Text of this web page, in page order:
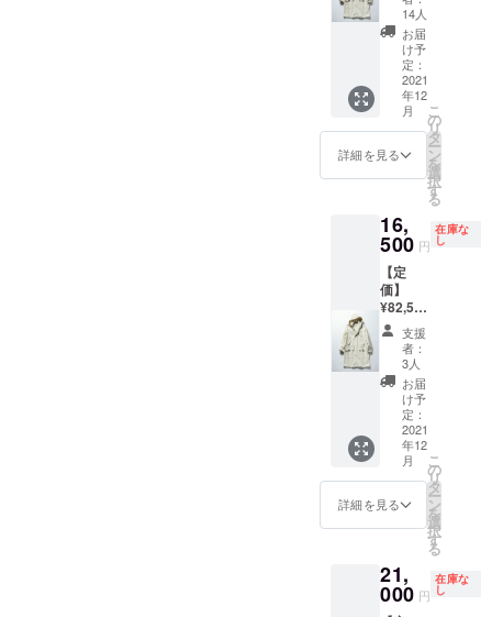
みがあ
りなが
らも硬
くな
く、
ふっく
らとし
た着心
地に仕
上がっ
ていま
編み上
げた”吊
り裏
毛"を採
用。糸
に負荷
をかけ
むこと
ができ
め、厚
みがあ
りなが
らも硬
くな
く、
ふっく
らとし
た着心
地に仕
上がっ
ていま
す。
のシル
エット
も特徴
的で、
シンプ
ルなが
らも品
く、上
質であ
でわか
る仕上
がり。
生地
は、1時
間に1
メート
ルしか
編むこ
との出
来な
い、世
界でも
希少な
機械で
げた”吊
り裏
用。糸
に負荷
をかけ
との出
来ない
希少な
機械で
丁寧に
編み上
げる"吊
毛"は、
ふっく
いと襟
元の立
体感が
ポイン
ト。三
角形を
描く
フード
のシル
エット
も特徴
的で、
シンプ
ルなが
らも品
く、上
質であ
でわか
る仕上
肉厚生
地を、
抜け感
のある
ブルー
グレー
で染め
上げ
た。裏
は、1時
メート
ルしか
編むこ
との出
来な
い、世
界でも
希少な
機械で
編み上
げた”吊
り裏
毛"を採
用。糸
に負荷
ずに編
むこと
め、厚
みがあ
りなが
m 肩
巾:45.5
cm 身
巾:59.5
cm 袖
丈:64.5
cm ・
シーズ
ン：
材：表
地：
コット
ン100%
裏
地：
コット
ン96%
ウレタ
ン4% ・
生産
国：
MADE
IN
長：
M181c
m 「華
【アイ
テム説
明】 ・
アイテ
ム：
フー
デッド
コート
・サイ
ズ：フ
リーサ
くらい
のサイ
ズ感で
す） ・
サイズ
スペッ
ク：着
丈:101c
m 肩
巾:45.5
cm 身
巾:59.5
cm 袖
丈:64.5
cm ・
シーズ
ン：
材：表
地：
コット
14人
お届
け予
定：
2021
年12
月
詳細を見る
こ
の
リ
タ
ー
ン
を
選
択
す
る
16,
500 円
在庫な
し
【定
価】
¥82,500
（税
込）
【アイ
テム説
明】 ・
アイテ
ム：
フー
デッド
コート
（アイ
ボ
リー）
ズ：フ
リーサ
イズ（L
支援
者：
3人
お届
け予
定：
2021
年12
月
詳細を見る
こ
の
リ
タ
ー
ン
を
選
択
す
る
21,
000 円
在庫な
し